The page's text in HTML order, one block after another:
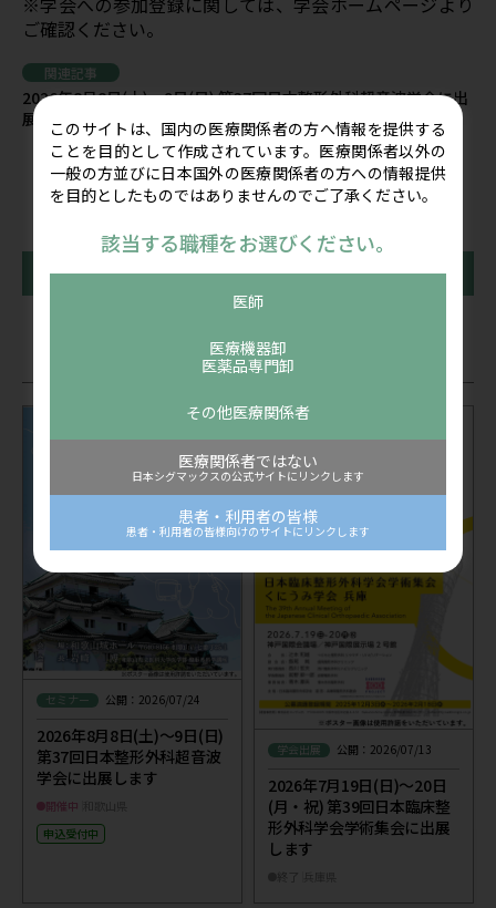
ご確認ください。
関連記事
2026年8月8日(土)～9日(日) 第37回日本整形外科超音波学会に出
展します
前の記事 一覧に戻る 次の記事
関連記事
セミナー 公開：2026/07/24
2026年8月8日(土)～9日(日)
第37回日本整形外科超音波
学会に出展します
開催中
申込受付中
学会出展 公開：2026/07/13
2026年7月19日(日)～20日
(月・祝) 第39回日本臨床整
形外科学会学術集会に出展
します
このサイトは、国内の医療関係者の方へ情報を提供する
ことを目的として作成されています。医療関係者以外の
一般の方並びに日本国外の医療関係者の方への情報提供
を目的としたものではありませんのでご了承ください。
該当する職種をお選びください。
医師
医療機器卸
医薬品専門卸
その他医療関係者
医療関係者ではない
日本シグマックスの公式サイトにリンクします
患者・利用者の皆様
患者・利用者の皆様向けのサイトにリンクします